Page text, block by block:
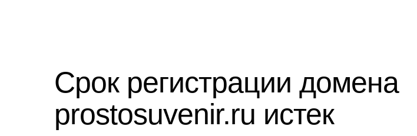
Срок регистрации домена
prostosuvenir.ru истек